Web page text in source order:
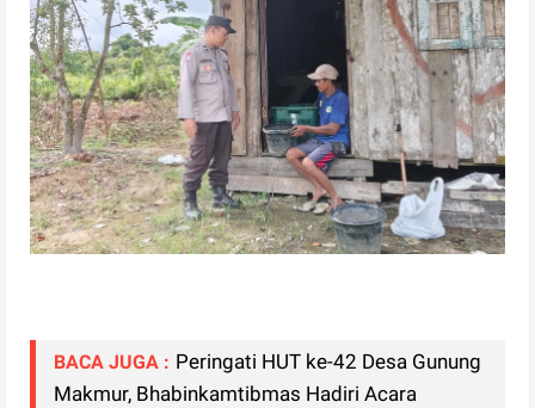
BACA JUGA : Peringati HUT ke-42 Desa Gunung
Makmur, Bhabinkamtibmas Hadiri Acara